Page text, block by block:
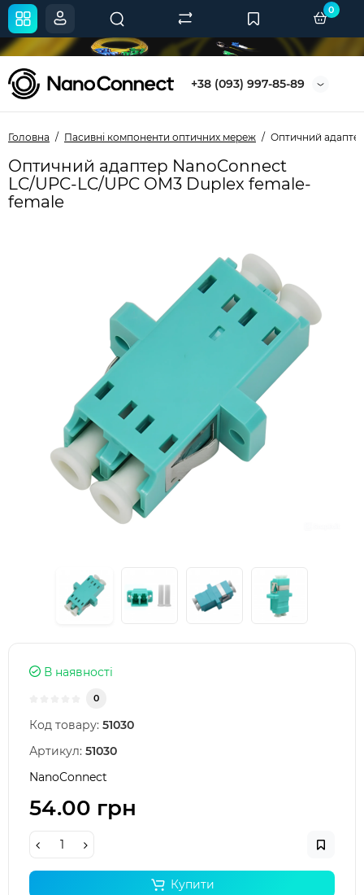
+38 (093) 997-85-89
0
Головна Пасивні компоненти оптичних мереж Оптичний
Оптичний адаптер NanoConnect
LC/UPC-LC/UPC OM3 Duplex female-
female
В наявності
0
Код товару: 51030
Артикул: 51030
NanoConnect
54.00 грн
Купити